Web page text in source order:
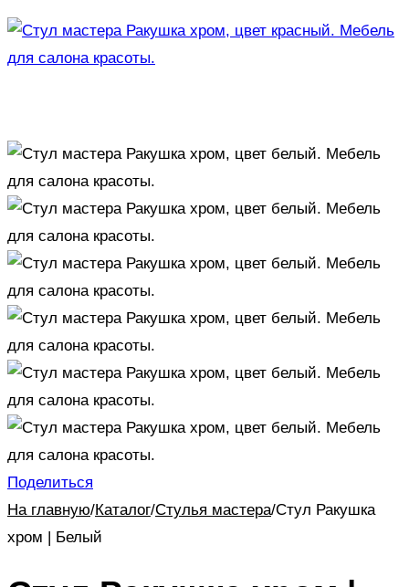
Поделиться
На главную/Каталог/Стулья мастера/Стул Ракушка
хром | Белый